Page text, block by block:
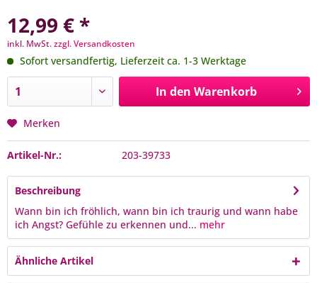
12,99 € *
inkl. MwSt.zzgl. Versandkosten
Sofort versandfertig, Lieferzeit ca. 1-3 Werktage
In den Warenkorb
Merken
Artikel-Nr.: 203-39733
Beschreibung
Wann bin ich fröhlich, wann bin ich traurig und wann habe
ich Angst? Gefühle zu erkennen und... mehr
Ähnliche Artikel